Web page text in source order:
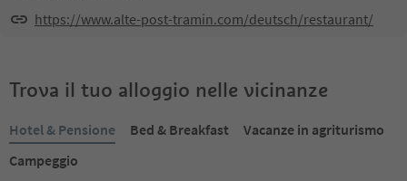
https://www.alte-post-tramin.com/deutsch/restaurant/
Trova il tuo alloggio nelle vicinanze
Hotel & Pensione Bed & Breakfast
Vacanze in agriturismo
Campeggio